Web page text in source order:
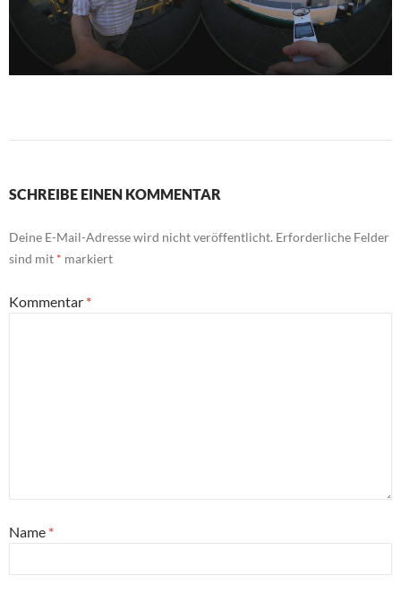
SCHREIBE EINEN KOMMENTAR
Deine E-Mail-Adresse wird nicht veröffentlicht. Erforderliche Felder
sind mit * markiert
Kommentar *
Name *